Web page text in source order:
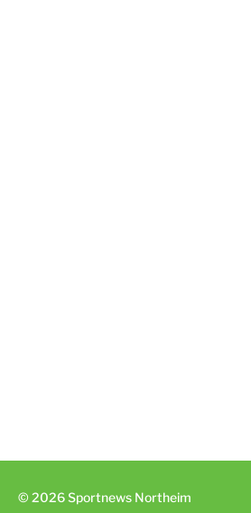
© 2026 Sportnews Northeim